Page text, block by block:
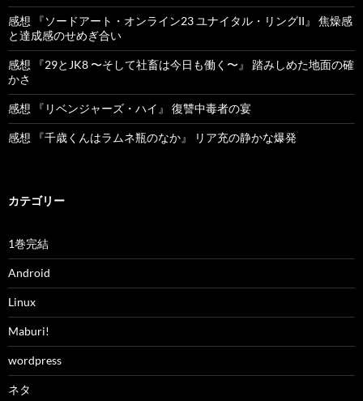
感想 『ソードアート・オンライン23 ユナイタル・リングII』 焦燥感
と達成感のせめぎ合い
感想 『29とJK8 〜そして社畜は今日も働く〜』 踏みしめた地面の確
かさ
感想 『リベンジャーズ・ハイ』 復讐中毒者の宴
感想 『千歳くんはラムネ瓶のなか』 リア充の静かな爆発
カテゴリー
1巻完結
Android
Linux
Maburi!
wordpress
ネタ